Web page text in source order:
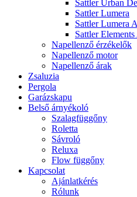
Sattler Urban
Sattler Lumera
Sattler Lumera
Sattler
Napellenző érzékelők
Napellenző motor
Napellenző árak
Zsaluzia
Pergola
Garázskapu
Belső árnyékoló
Szalagfüggőny
Roletta
Sávroló
Reluxa
Flow függőny
Kapcsolat
Ajánlatkérés
Rólunk